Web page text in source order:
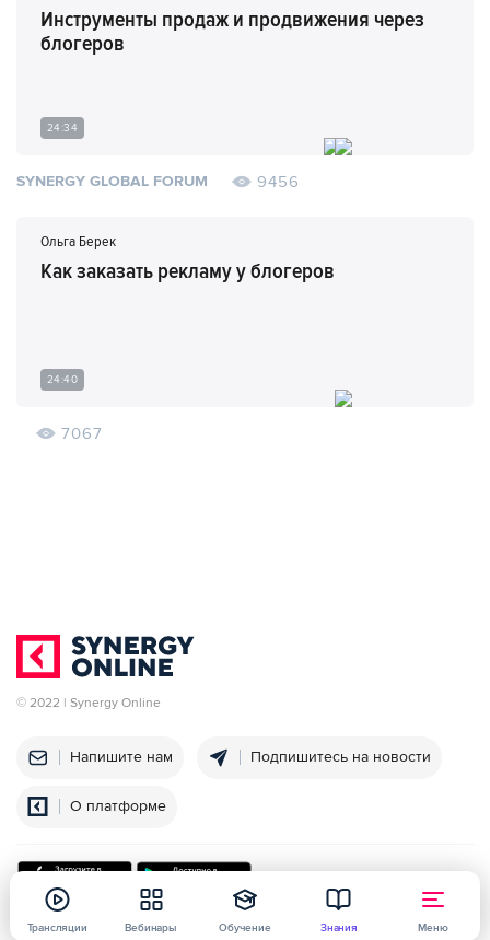
Трансляции Вебинары Обучение Знания Меню
Инструменты продаж и продвижения через
блогеров
24:34
SYNERGY GLOBAL FORUM 9456
Ольга Берек
Как заказать рекламу у блогеров
24:40
7067
© 2022 | Synergy Online
Напишите нам Подпишитесь на новости
О платформе
Университет Политика конфиденциальности Договор оферты